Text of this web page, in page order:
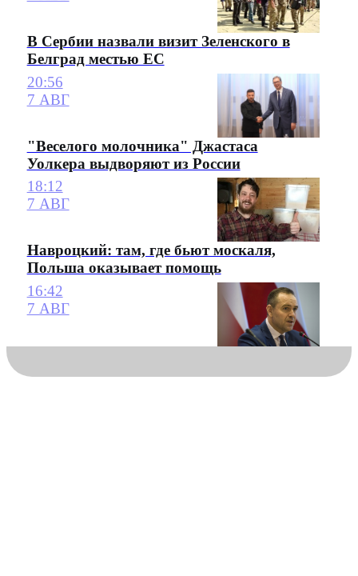
В Сербии назвали визит Зеленского в
Белград местью ЕС
20:56
7 АВГ
"Веселого молочника" Джастаса
Уолкера выдворяют из России
18:12
7 АВГ
Навроцкий: там, где бьют москаля,
Польша оказывает помощь
16:42
7 АВГ